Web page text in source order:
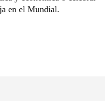
en el Mundial.